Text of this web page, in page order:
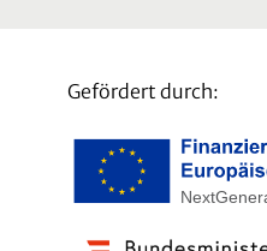
Gefördert durch: